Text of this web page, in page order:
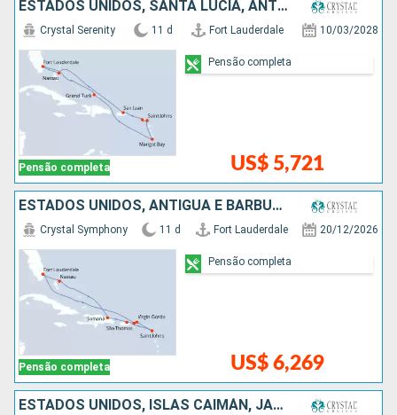
ESTADOS UNIDOS, SANTA LUCIA, ANTIGUA E BARBUDA, PORTO RICO, BAHAMAS
Pensão completa
Crystal Serenity 11 d Fort Lauderdale 10/03/2028
US$ 5,721
Pensão completa
ESTADOS UNIDOS, ANTIGUA E BARBUDA, PORTO RICO, REPUBLICA DOMINICANA, BAHAMAS
Pensão completa
Crystal Symphony 11 d Fort Lauderdale 20/12/2026
US$ 6,269
Pensão completa
ESTADOS UNIDOS, ISLAS CAIMÁN, JAMAICA, PORTO RICO, SANTA LUCIA, ANTIGUA E BARBUDA, REPUBLICA DOMINICANA